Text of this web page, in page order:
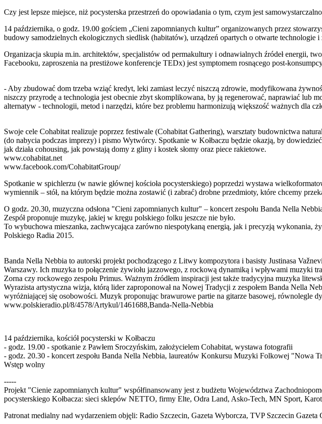
Czy jest lepsze miejsce, niż pocysterska przestrzeń do opowiadania o tym, czym jest
14 października, o godz. 19.00 gościem „Cieni zapomnianych kultur” organizowanych przez
budowy samodzielnych ekologicznych siedlisk (habitatów), urządzeń opartych o otwarte
Organizacja skupia m.in. architektów, specjalistów od permakultury i odnawialnych źródeł energii,
Facebooku, zaproszenia na prestiżowe konferencje TEDx) jest symptomem rosnącego post-
- Aby zbudować dom trzeba wziąć kredyt, leki zamiast leczyć niszczą zdrowie, modyfikowana
niszczy przyrodę a technologia jest obecnie zbyt skomplikowana, by ją regenerować, naprawiać lub
alternatyw - technologii, metod i narzędzi, które bez problemu harmonizują większość ważnych dla
Swoje cele Cohabitat realizuje poprzez festiwale (Cohabitat Gathering), warsztaty budownictwa
(do nabycia podczas imprezy) i pismo Wytwórcy. Spotkanie w Kołbaczu będzie okazją, by
jak działa cohousing, jak powstają domy z gliny i kostek słomy oraz piece rakietowe.
www.cohabitat.net
www.facebook.com/CohabitatGroup/
Spotkanie w spichlerzu (w nawie głównej kościoła pocysterskiego) poprzedzi wystawa
wymiennik – stół, na którym będzie można zostawić (i zabrać) drobne przedmioty, które chcemy
O godz. 20.30, muzyczna odsłona "Cieni zapomnianych kultur" – koncert zespołu Banda Nella
Zespół proponuje muzykę, jakiej w kręgu polskiego folku jeszcze nie było.
To wybuchowa mieszanka, zachwycająca zarówno niespotykaną energią, jak i precyzją
Polskiego Radia 2015.
Banda Nella Nebbia to autorski projekt pochodzącego z Litwy kompozytora i basisty Justinasa
Warszawy. Ich muzyka to połączenie żywiołu jazzowego, z rockową dynamiką i wpływami muzyki
Zorna czy rockowego zespołu Primus. Ważnym źródłem inspiracji jest także tradycyjna muzyka
Wyrazista artystyczna wizja, którą lider zaproponował na Nowej Tradycji z zespołem Banda Nella
wyróżniającej się osobowości. Muzyk proponując brawurowe partie na gitarze basowej, równolegle
www.polskieradio.pl/8/4578/Artykul/1461688,Banda-Nella-Nebbia
14 października, kościół pocysterski w Kołbaczu
- godz. 19.00 - spotkanie z Pawłem Sroczyńskim, założycielem Cohabitat, wystawa fotografii
- godz. 20.30 - koncert zespołu Banda Nella Nebbia, laureatów Konkursu Muzyki Folkowej "Nowa
Wstęp wolny
-----
Projekt "Cienie zapomnianych kultur" współfinansowany jest z budżetu Województwa
pocysterskiego Kołbacza: sieci sklepów NETTO, firmy Elte, Odra Land, Asko-Tech, MN Sport,
Patronat medialny nad wydarzeniem objęli: Radio Szczecin, Gazeta Wyborcza, TVP Szczecin